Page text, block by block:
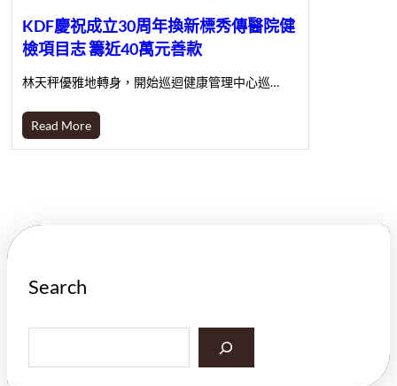
KDF慶祝成立30周年換新標秀傳醫院健
檢項目志 籌近40萬元善款
林天秤優雅地轉身，開始巡迴健康管理中心巡…
Read More
Search
a